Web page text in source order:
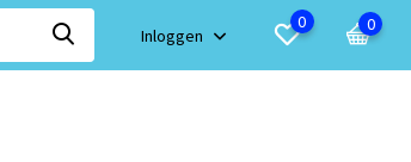
Inloggen
0 0